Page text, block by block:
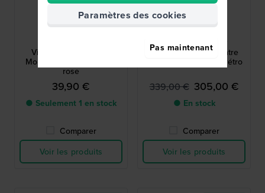
Casio
Vintage Mini 24.6 mm
Montre rétro argentée et
rose
39,90 €
● Seulement 1 en stock
Comparer
Voir les produits
Orient
Bambino 38 mm Montre
automatique de style rétro
339,00 € 305,00 €
● En stock
Comparer
Voir les produits
Paramètres des cookies
Pas maintenant